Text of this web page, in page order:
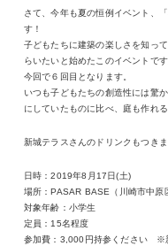
さて、今年も夏の恒例イベント、
す！
子どもたちに建築の楽しさを知っ
らいたいと始めたこのイベントです
今回で６回目となります。
いつも子どもたちの創造性には驚
にしていたものに比べ、庭も作れ
新城テラスさんのドリンクもつき
日時：2019年8月17日(土)
場所：PASAR BASE（川崎市中原
対象年齢：小学生
定員：15名程度
参加費：3,000円持参ください ※